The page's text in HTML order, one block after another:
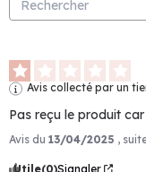
Avis collecté par un
Pas reçu le produit
Avis du 13/04/2025 ,
Utile(0)Signaler